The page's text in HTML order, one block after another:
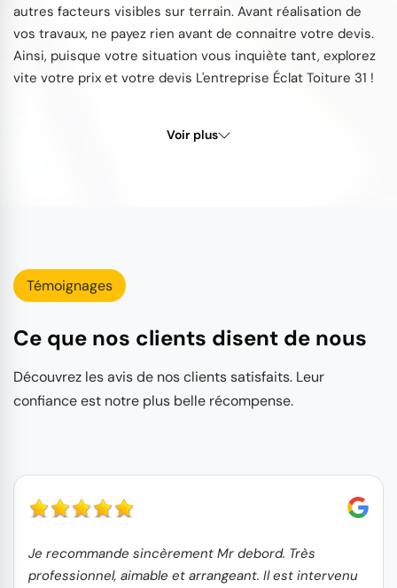
autres facteurs visibles sur terrain. Avant réalisation de
vos travaux, ne payez rien avant de connaitre votre devis.
Ainsi, puisque votre situation vous inquiète tant, explorez
vite votre prix et votre devis L'entreprise Éclat Toiture 31 !
Voir plus
Témoignages
Ce que nos clients disent de nous
Découvrez les avis de nos clients satisfaits. Leur
confiance est notre plus belle récompense.
Je recommande sincèrement Mr debord. Très
professionnel, aimable et arrangeant. Il est intervenu